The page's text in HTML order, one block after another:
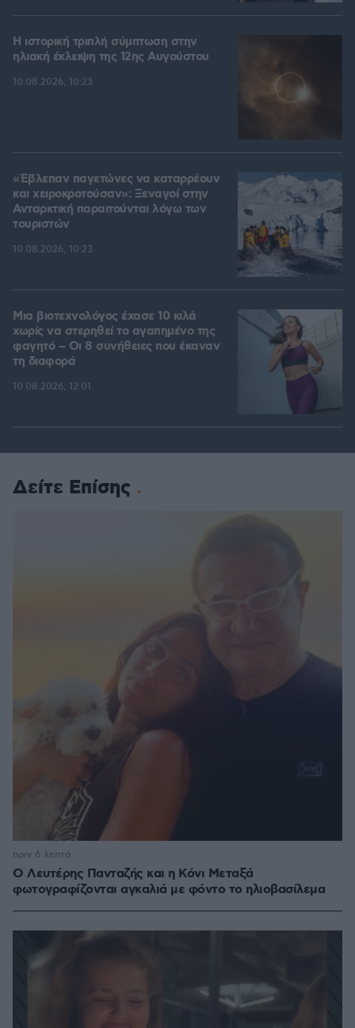
Η ιστορική τριπλή σύμπτωση στην
ηλιακή έκλειψη της 12ης Αυγούστου
10.08.2026, 10:23
«Έβλεπαν παγετώνες να καταρρέουν
και χειροκροτούσαν»: Ξεναγοί στην
Ανταρκτική παραιτούνται λόγω των
τουριστών
10.08.2026, 10:23
Μια βιοτεχνολόγος έχασε 10 κιλά
χωρίς να στερηθεί το αγαπημένο της
φαγητό – Οι 8 συνήθειες που έκαναν
τη διαφορά
10.08.2026, 12:01
Δείτε Επίσης
Ο Λευτέρης Πανταζής και η Κόνι Μεταξά
φωτογραφίζονται αγκαλιά με φόντο το ηλιοβασίλεμα
πριν 6 λεπτά